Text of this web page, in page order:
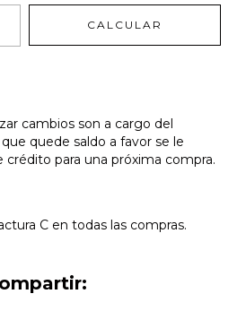
CALCULAR
cambios son a cargo del
quede saldo a favor se le
crédito para una próxima compra.
C en todas las compras.